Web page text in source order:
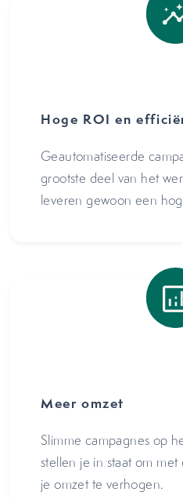
Hoge ROI en
Geautomatiseerde
grootste deel van het
leveren gewoon een
Meer omzet
Slimme campagnes op
stellen je in staat om
je omzet te verhogen.